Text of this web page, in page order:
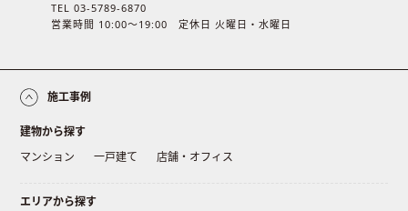
TEL 03-5789-6870
営業時間 10:00〜19:00 定休日 火曜日・水曜日
施工事例
建物から探す
マンション
一戸建て 店舗・オフィス
エリアから探す